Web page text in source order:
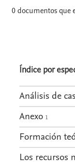
0documentos que
Índice por
Análisis de
Anexo 1
Formación
Los recursos